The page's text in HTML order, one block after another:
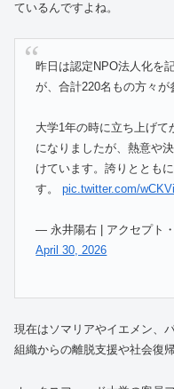
ているんですよね。
昨日は認定NPO法人化を
が、合計220名もの方々
大学1年の時に立ち上げて
になりましたが、熱意や
けています。誇りととも
す。pic.twitter.com/
— 永井陽右 | アクセプト
April 30, 2026
現在はソマリアやイエメン、
組織からの離脱支援や社会復